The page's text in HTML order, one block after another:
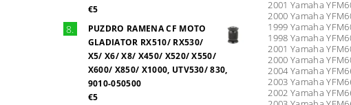
€5
PUZDRO RAMENA CF MOTO
GLADIATOR RX510/ RX530/
X5/ X6/ X8/ X450/ X520/ X550/
X600/ X850/ X1000, UTV530/ 830,
9010-050500
€5
2001 Yamaha
2000 Yamaha
1999 Yamaha
1998 Yamaha
2001 Yamaha
2000 Yamaha
2004 Yamaha
2003 Yamaha
2002 Yamaha